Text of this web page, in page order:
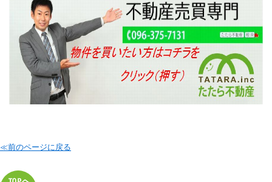
≪前のページに戻る